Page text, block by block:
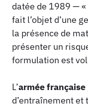
datée de 1989 —
fait l’objet d’une
la présence de
présenter un
formulation est
L’armée française
d’entraînement